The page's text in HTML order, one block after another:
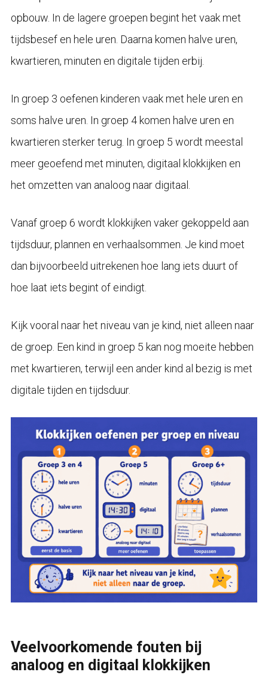
opbouw. In de lagere groepen begint het vaak met
tijdsbesef en hele uren. Daarna komen halve uren,
kwartieren, minuten en digitale tijden erbij.
In groep 3 oefenen kinderen vaak met hele uren en
soms halve uren. In groep 4 komen halve uren en
kwartieren sterker terug. In groep 5 wordt meestal
meer geoefend met minuten, digitaal klokkijken en
het omzetten van analoog naar digitaal.
Vanaf groep 6 wordt klokkijken vaker gekoppeld aan
tijdsduur, plannen en verhaalsommen. Je kind moet
dan bijvoorbeeld uitrekenen hoe lang iets duurt of
hoe laat iets begint of eindigt.
Kijk vooral naar het niveau van je kind, niet alleen naar
de groep. Een kind in groep 5 kan nog moeite hebben
met kwartieren, terwijl een ander kind al bezig is met
digitale tijden en tijdsduur.
Veelvoorkomende fouten bij
analoog en digitaal klokkijken